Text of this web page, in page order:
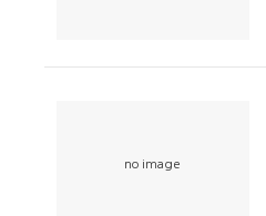
no image